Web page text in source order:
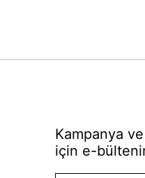
Kampanya
için e-